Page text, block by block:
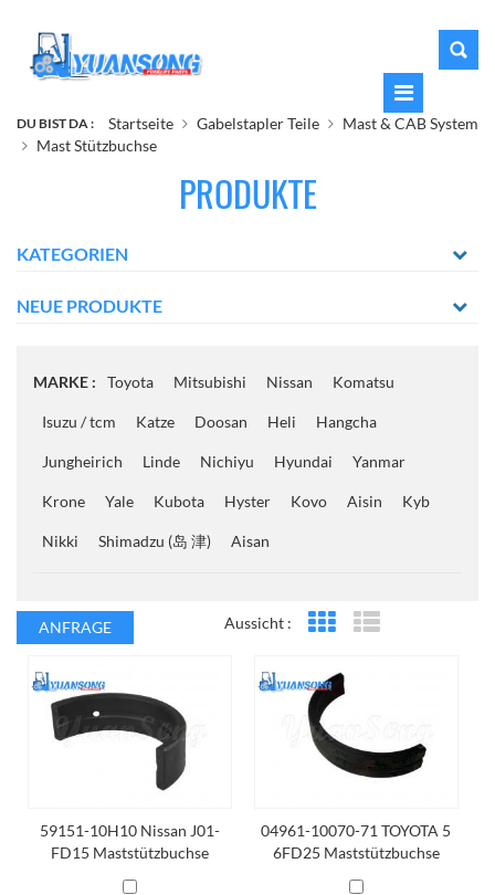
DU BIST DA : Startseite Gabelstapler Teile
Mast & CAB System
Mast Stützbuchse
PRODUKTE
KATEGORIEN
NEUE PRODUKTE
MARKE : Toyota Mitsubishi Nissan Komatsu
Isuzu / tcm Katze Doosan Heli Hangcha
Jungheirich Linde Nichiyu Hyundai Yanmar
Krone Yale Kubota Hyster Kovo Aisin Kyb
Nikki Shimadzu (岛 津) Aisan
ANFRAGE Aussicht : Rasteransicht
59151-10H10 Nissan J01-
FD15 Maststützbuchse
04961-10070-71 TOYOTA 5
6FD25 Maststützbuchse